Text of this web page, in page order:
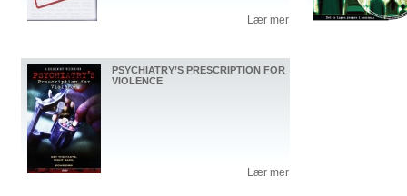
Lær mer
PSYCHIATRY’S PRESCRIPTION FOR
VIOLENCE
Lær mer